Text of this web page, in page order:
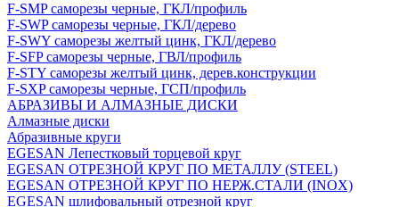
F-SMP саморезы черные, ГКЛ/профиль
F-SWP саморезы черные, ГКЛ/дерево
F-SWY саморезы желтый цинк, ГКЛ/дерево
F-SFP саморезы черные, ГВЛ/профиль
F-STY саморезы желтый цинк, дерев.конструкции
F-SXP саморезы черные, ГСП/профиль
АБРАЗИВЫ И АЛМАЗНЫЕ ДИСКИ
Алмазные диски
Абразивные круги
EGESAN Лепестковый торцевой круг
EGESAN ОТРЕЗНОЙ КРУГ ПО МЕТАЛЛУ (STEEL)
EGESAN ОТРЕЗНОЙ КРУГ ПО НЕРЖ.СТАЛИ (INOX)
EGESAN шлифовальный отрезной круг